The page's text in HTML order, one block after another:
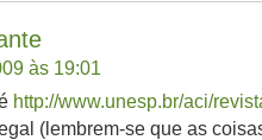
às 19:01
http://www.unesp.br/aci/
(lembrem-se que as